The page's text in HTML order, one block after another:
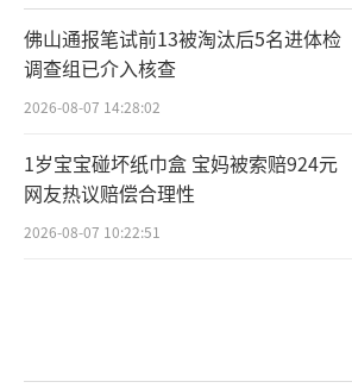
佛山通报笔试前13被淘汰后5名进体检
调查组已介入核查
2026-08-07 14:28:02
1岁宝宝碰坏纸巾盒 宝妈被索赔924元
网友热议赔偿合理性
2026-08-07 10:22:51